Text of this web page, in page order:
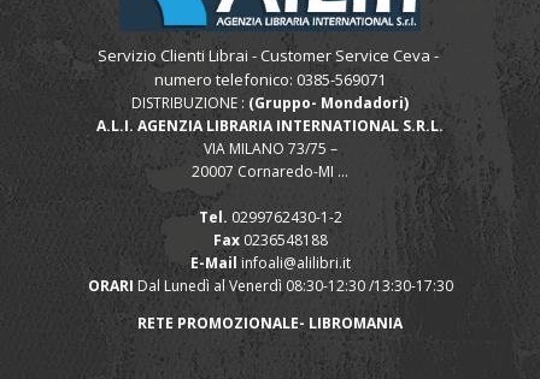
Servizio Clienti Librai - Customer Service Ceva -
numero telefonico: 0385-569071
DISTRIBUZIONE : (Gruppo- Mondadori)
A.L.I. AGENZIA LIBRARIA INTERNATIONAL S.R.L.
VIA MILANO 73/75 –
20007 Cornaredo-MI ...
Tel. 0299762430-1-2
Fax0236548188
E-Mail infoali@alilibri.it
ORARI Dal Lunedì al Venerdì 08:30-12:30 /13:30-17:30
RETE PROMOZIONALE- LIBROMANIA